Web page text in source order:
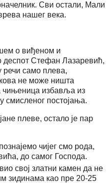
Сви остали, Мали
нашег века.
о виђеном и
Стефан Лазаревић,
речи само плева,
не може ништа
чињеница избавља из
смисленог постојања.
плеве, остало је пар
чијег смо рода,
до самог Господа.
свој златни камен да не
зидинама као пре 20-25